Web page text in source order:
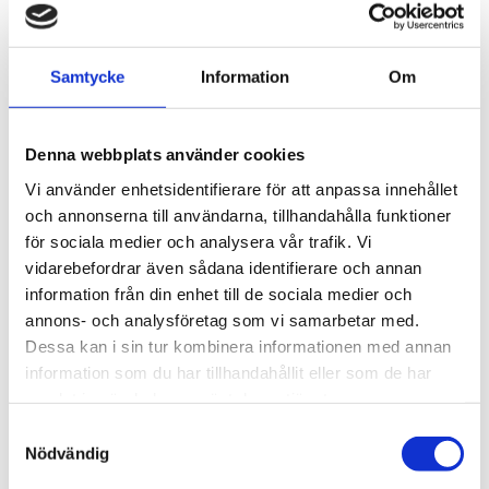
Samtycke Information Om
Denna webbplats använder cookies
Vi använder enhetsidentifierare för att anpassa innehållet
och annonserna till användarna, tillhandahålla funktioner
för sociala medier och analysera vår trafik. Vi
vidarebefordrar även sådana identifierare och annan
information från din enhet till de sociala medier och
annons- och analysföretag som vi samarbetar med.
Dessa kan i sin tur kombinera informationen med annan
information som du har tillhandahållit eller som de har
Nödvändig
THULE PRORIDE BLACK
takcykelhållare
2 395kr
THULE DOCKGLIDE
1 495
Lägg till i favoriter
POPULÄRAST!